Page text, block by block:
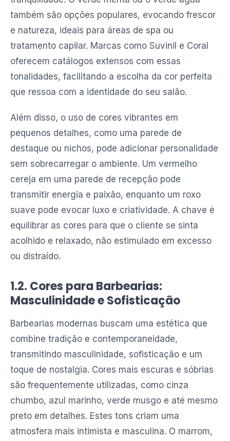
também são opções populares, evocando frescor
e natureza, ideais para áreas de spa ou
tratamento capilar. Marcas como Suvinil e Coral
oferecem catálogos extensos com essas
tonalidades, facilitando a escolha da cor perfeita
que ressoa com a identidade do seu salão.
Além disso, o uso de cores vibrantes em
pequenos detalhes, como uma parede de
destaque ou nichos, pode adicionar personalidade
sem sobrecarregar o ambiente. Um vermelho
cereja em uma parede de recepção pode
transmitir energia e paixão, enquanto um roxo
suave pode evocar luxo e criatividade. A chave é
equilibrar as cores para que o cliente se sinta
acolhido e relaxado, não estimulado em excesso
ou distraído.
1.2. Cores para Barbearias:
Masculinidade e Sofisticação
Barbearias modernas buscam uma estética que
combine tradição e contemporaneidade,
transmitindo masculinidade, sofisticação e um
toque de nostalgia. Cores mais escuras e sóbrias
são frequentemente utilizadas, como cinza
chumbo, azul marinho, verde musgo e até mesmo
preto em detalhes. Estes tons criam uma
atmosfera mais intimista e masculina. O marrom,